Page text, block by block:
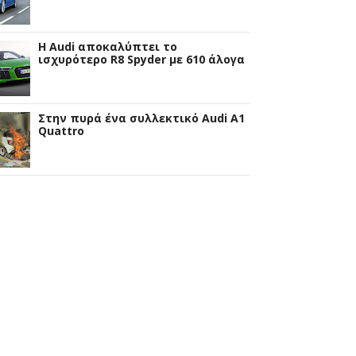
Η Audi αποκαλύπτει το
ισχυρότερο R8 Spyder με 610 άλογα
Στην πυρά ένα συλλεκτικό Audi A1
Quattro